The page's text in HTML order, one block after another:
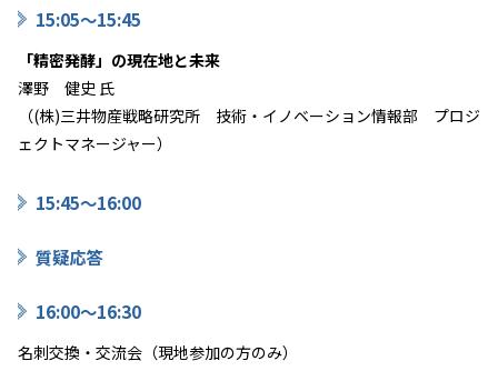
15:05～15:45
「精密発酵」の現在地と未来
澤野 健史 氏
（(株)三井物産戦略研究所 技術・イノベーション情報部 プロジ
ェクトマネージャー）
15:45～16:00
質疑応答
16:00～16:30
名刺交換・交流会（現地参加の方のみ）